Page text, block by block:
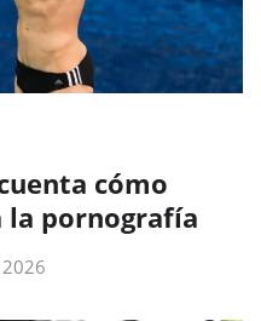
cómo
la pornografía